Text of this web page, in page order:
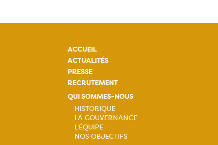
ACCUEIL
ACTUALITÉS
PRESSE
RECRUTEMENT
QUI SOMMES-NOUS
Navigation
HISTORIQUE
LA GOUVERNANCE
L'ÉQUIPE
NOS OBJECTIFS